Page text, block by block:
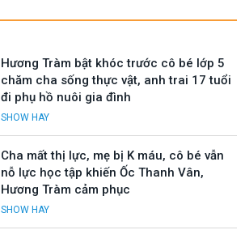
Hương Tràm bật khóc trước cô bé lớp 5
chăm cha sống thực vật, anh trai 17 tuổi
đi phụ hồ nuôi gia đình
SHOW HAY
Cha mất thị lực, mẹ bị K máu, cô bé vẫn
nỗ lực học tập khiến Ốc Thanh Vân,
Hương Tràm cảm phục
SHOW HAY